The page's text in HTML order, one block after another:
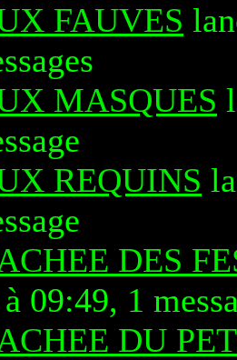
FAUVES
MASQUES
REQUINS
DES
09:49, 1
DU